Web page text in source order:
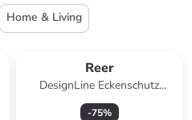
Home & Living
Reer
DesignLine Eckenschutz
anthrazit in Grau ab 6 Monate
-75%